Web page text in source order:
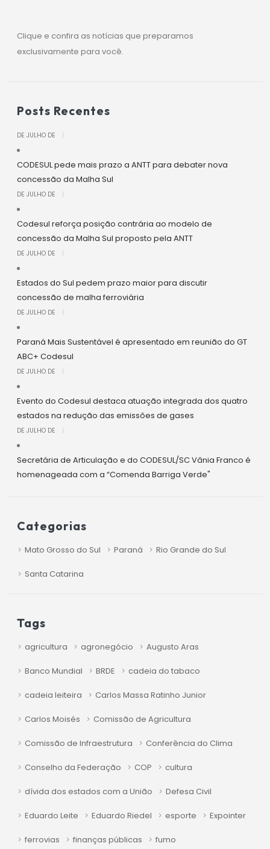
Clique e confira as notícias que preparamos
exclusivamente para você.
Posts Recentes
DE JULHO DE
CODESUL pede mais prazo a ANTT para debater nova
concessão da Malha Sul
DE JULHO DE
Codesul reforça posição contrária ao modelo de
concessão da Malha Sul proposto pela ANTT
DE JULHO DE
Estados do Sul pedem prazo maior para discutir
concessão de malha ferroviária
DE JULHO DE
Paraná Mais Sustentável é apresentado em reunião do GT
ABC+ Codesul
DE JULHO DE
Evento do Codesul destaca atuação integrada dos quatro
estados na redução das emissões de gases
DE JULHO DE
Secretária de Articulação e do CODESUL/SC Vânia Franco é
homenageada com a “Comenda Barriga Verde"
Categorias
Mato Grosso do Sul Paraná Rio Grande do Sul
Santa Catarina
Tags
agricultura agronegócio Augusto Aras
Banco Mundial BRDE cadeia do tabaco
cadeia leiteira Carlos Massa Ratinho Junior
Carlos Moisés Comissão de Agricultura
Comissão de Infraestrutura Conferência do Clima
Conselho da Federação COP cultura
dívida dos estados com a União Defesa Civil
Eduardo Leite Eduardo Riedel esporte Expointer
ferrovias finanças públicas fumo